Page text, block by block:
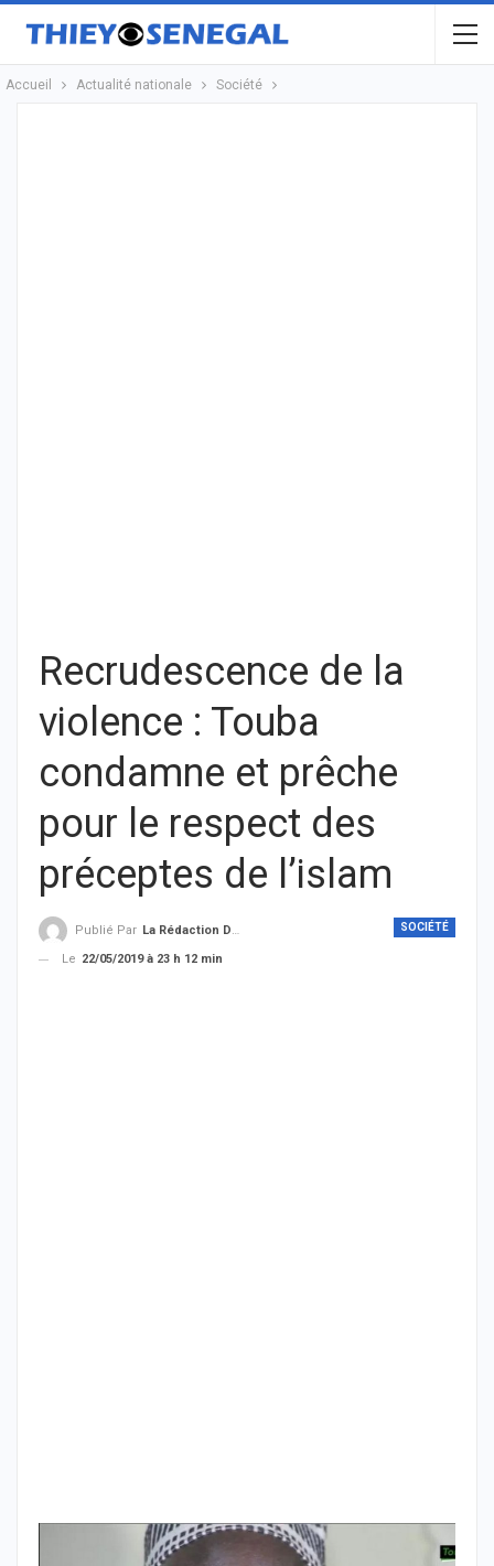
Accueil Actualité nationale Société
Recrudescence de la
violence : Touba
condamne et prêche
pour le respect des
préceptes de l’islam
SOCIÉTÉ
Publié Par La Rédaction De THIEYSENEGAL.com
Le 22/05/2019 à 23 h 12 min